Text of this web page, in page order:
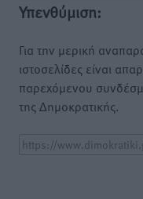
Υπενθύμιση:
Για την μερική
ιστοσελίδες είναι
παρεχόμενου
της Δημοκρατικής.